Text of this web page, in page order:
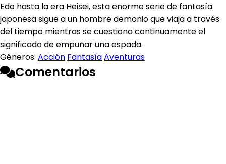
Edo hasta la era Heisei, esta enorme serie de fantasía
japonesa sigue a un hombre demonio que viaja a través
del tiempo mientras se cuestiona continuamente el
significado de empuñar una espada.
Géneros: Acción FantasíaAventuras
Comentarios